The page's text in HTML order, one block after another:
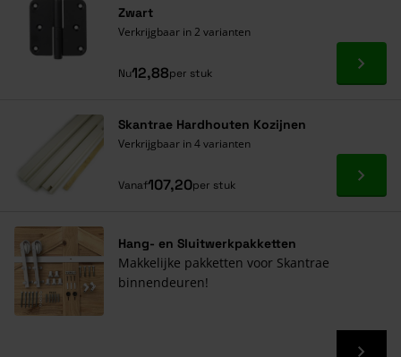
Zwart
Verkrijgbaar in 2 varianten
Nu12,88per stuk Ga
Skantrae Hardhouten Kozijnen
Verkrijgbaar in 4 varianten
Vanaf107,20per stuk Ga
Hang- en Sluitwerkpakketten
Makkelijke pakketten voor Skantrae
binnendeuren!